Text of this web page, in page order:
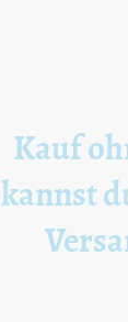
Kauf
kannst